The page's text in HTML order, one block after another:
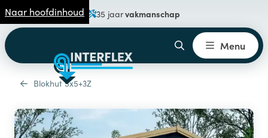
Naar hoofdinhoud 35 jaarvakmanschap
Menu
Blokhut 5x5+3Z